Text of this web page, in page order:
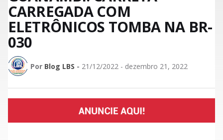
CARREGADA COM
ELETRÔNICOS TOMBA NA BR-
030
Por Blog LBS - 21/12/2022 - dezembro 21, 2022